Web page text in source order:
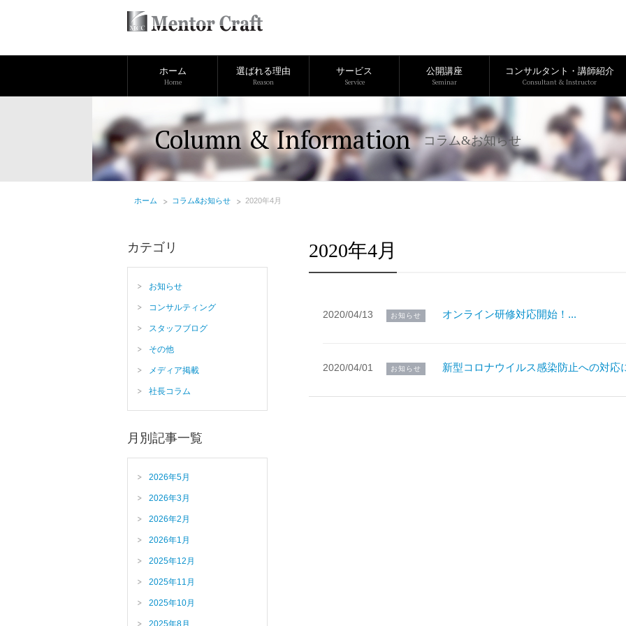
ホーム
Home
選ばれる理由
Reason
サービス
Service
公開講座
Seminar
コンサルタント・講師紹介
Consultant & Instructor
Column & Information コラム&お知らせ
ホーム コラム&お知らせ 2020年4月
2020年4月
2020/04/13 お知らせ オンライン研修対応開始！...
2020/04/01 お知らせ 新型コロナウイルス感染防止への対応
カテゴリ
お知らせ
コンサルティング
スタッフブログ
その他
メディア掲載
社長コラム
月別記事一覧
2026年5月
2026年3月
2026年2月
2026年1月
2025年12月
2025年11月
2025年10月
2025年8月